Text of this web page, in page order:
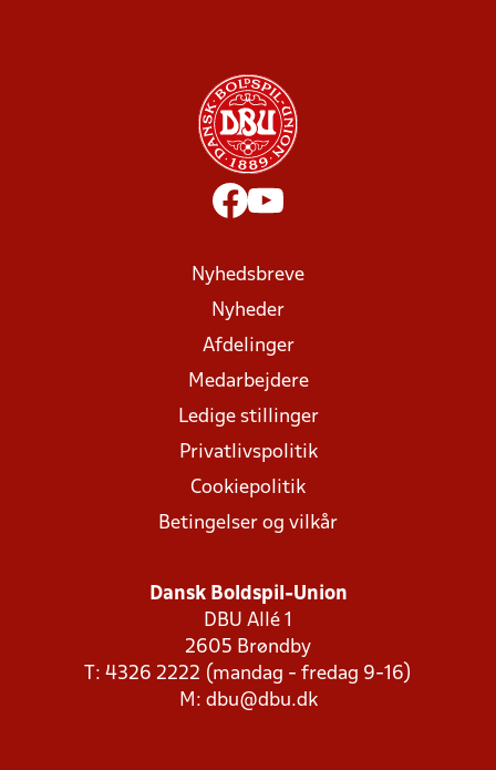
Nyhedsbreve
Nyheder
Afdelinger
Medarbejdere
Ledige stillinger
Privatlivspolitik
Cookiepolitik
Betingelser og vilkår
Dansk Boldspil-Union
DBU Allé 1
2605 Brøndby
T: 4326 2222 (mandag - fredag 9-16)
M: dbu@dbu.dk